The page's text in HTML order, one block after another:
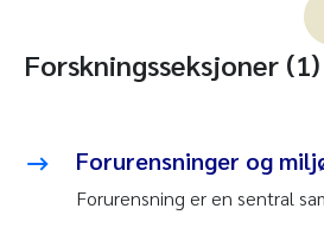
Forskningsseksjoner (1)
Forurensninger og
Forurensning er en sentral